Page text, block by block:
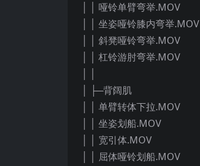
│ │ 哑铃单臂弯举.MOV
│ │ 坐姿哑铃膝内弯举.MOV
│ │ 斜凳哑铃弯举.MOV
│ │ 杠铃游肘弯举.MOV
│ ├─背阔肌
│ │ 单臂转体下拉.MOV
│ │ 坐姿划船.MOV
│ │ 宽引体.MOV
│ │ 屈体哑铃划船.MOV